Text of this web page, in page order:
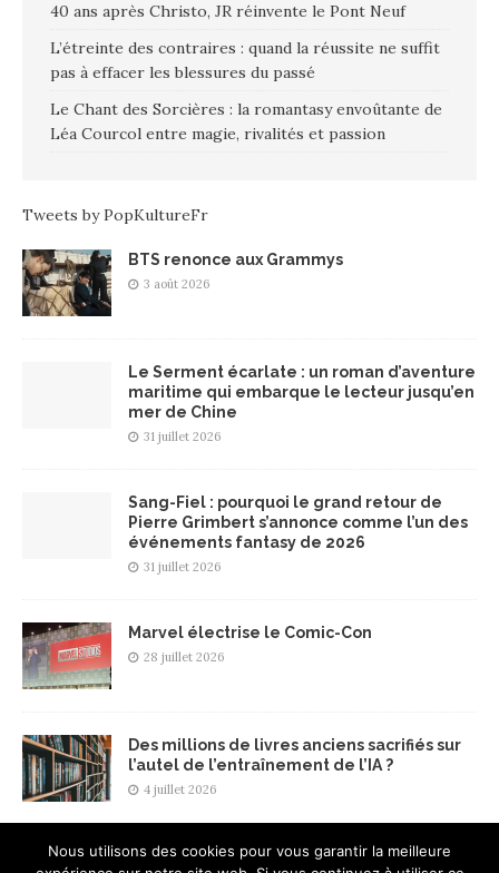
40 ans après Christo, JR réinvente le Pont Neuf
L’étreinte des contraires : quand la réussite ne suffit
pas à effacer les blessures du passé
Le Chant des Sorcières : la romantasy envoûtante de
Léa Courcol entre magie, rivalités et passion
Tweets by PopKultureFr
BTS renonce aux Grammys
3 août 2026
Le Serment écarlate : un roman d’aventure
maritime qui embarque le lecteur jusqu’en
mer de Chine
31 juillet 2026
Sang-Fiel : pourquoi le grand retour de
Pierre Grimbert s’annonce comme l’un des
événements fantasy de 2026
31 juillet 2026
Marvel électrise le Comic-Con
28 juillet 2026
Des millions de livres anciens sacrifiés sur
l’autel de l’entraînement de l’IA ?
4 juillet 2026
Nous utilisons des cookies pour vous garantir la meilleure